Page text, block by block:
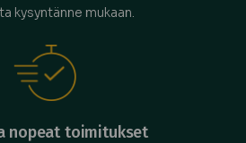
kysyntänne mukaan.
nopeat toimitukset